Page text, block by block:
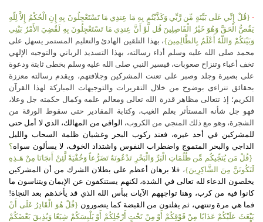
- {قُلْ إِنِّي عَلَى بَيِّنَةٍ مِّن رَّبِّي وَكَذَّبْتُم بِهِ مَا عِندِي مَا تَسْتَعْجِلُونَ بِهِ إِنِ الْحُكْمُ إِلاَّ لِلّهِ
يَقُصُّ الْحَقَّ وَهُوَ خَيْرُ الْفَاصِلِينَ قُل لَّوْ أَنَّ عِندِي مَا تَسْتَعْجِلُونَ بِهِ لَقُضِيَ الأَمْرُ بَيْنِي
وَبَيْنَكُمْ وَاللّهُ أَعْلَمُ بِالظَّالِمِينَ}، بهذا التلقين الهادئ والتعليم المستمر يسهل على
محمد صلى الله عليه وسلم أداء رسالته، بهذا التسديد الرباني والتوجيه الإلهي
تخف أعباء وتنزاح صعوبات، فيسير النبي صلى الله عليه وسلم بخطى ثابتة ودعوة
على بصيرة وجلد وصبر على تعنت المشركين وجلافتهم، ويقدم رسالته معززة
بحقائق تتراءى بوضوح من خلال التقريرات والتوجيهات المباركة لهذا القرآن
الكريم؛ إذ تتعالى مظاهر قدرة الله تعالى ومعالم علمه وكمال حكمته جل وعلا،
فهو جل شأنه المستأثر بعلم الغيب، وكتابة المقادير حتى سقوط الورقة من
الشجرة، وهو مع ذلك المنجي من الكروب، الواقي من المهالك، الذي لا أمل حتى
للمشركين في أحد غيره، فعند ركوب البحر وغشيان ظلمة السحاب والليل
الداجي والبحر المتموج واضطراب النفوس واشتداد الخوف، لا يسألون سواه؟
{قُلْ مَن يُنَجِّيكُم مِّن ظُلُمَاتِ الْبَرِّ وَالْبَحْرِ تَدْعُونَهُ تَضَرُّعاً وَخُفْيَةً لَّئِنْ أَنجَانَا مِنْ هَـذِهِ
لَنَكُونَنَّ مِنَ الشَّاكِرِينَ}، فلا برهان أعظم على بطلان الشرك من أن المشركين
يخلصون الدعاء لله تعالى في الشدة، لكنهم يستنكفون عن الإيمان ويتناسون ما
كانوا فيه من كرب، وهنا تواجههم الآيات ببأس الله الذي قد يأخذهم بعد النجاة!
فما هي مرة وتنتهي، ثم يفلتون من القبضة كما يتصورون {قُلْ هُوَ الْقَادِرُ عَلَى أَنْ
يَبْعَثَ عَلَيْكُمْ عَذَابًا مِنْ فَوْقِكُمْ أَوْ مِنْ تَحْتِ أَرْجُلِكُمْ أَوْ يَلْبِسَكُمْ شِيَعًا وَيُذِيقَ بَعْضَكُمْ